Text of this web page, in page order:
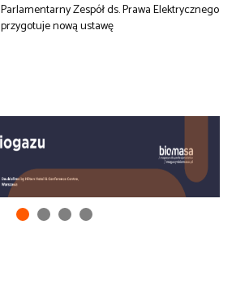
Parlamentarny Zespół ds. Prawa Elektrycznego
przygotuje nową ustawę